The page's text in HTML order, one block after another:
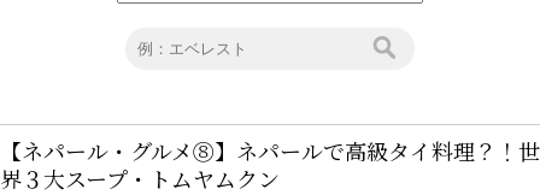
【ネパール・グルメ⑧】ネパールで高級タイ料理？！世
界３大スープ・トムヤムクン